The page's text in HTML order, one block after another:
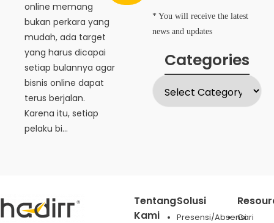
online memang
bukan perkara yang
mudah, ada target
yang harus dicapai
setiap bulannya agar
bisnis online dapat
terus berjalan.
Karena itu, setiap
pelaku bi...
* You will receive the latest
news and updates
Categories
Tentang
Kami
Solusi
Presensi/AbsensiCari